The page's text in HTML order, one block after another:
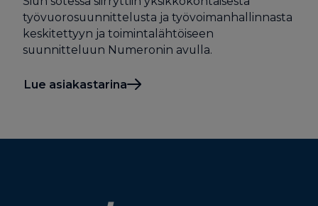
työvuorosuunnittelusta ja työvoimanhallinnasta
keskitettyyn ja toimintalähtöiseen
suunnitteluun Numeronin avulla.
Lue asiakastarina